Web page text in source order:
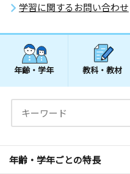
学習に関するお問い合わせ
年齢・学年 教科・教材
年齢・学年ごとの特長